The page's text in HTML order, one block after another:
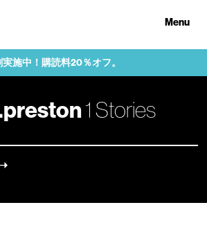
Menu
施中！購読料20％オフ。
1 Stories